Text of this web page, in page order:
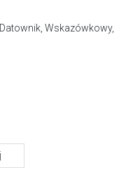
Wskazówkowy,